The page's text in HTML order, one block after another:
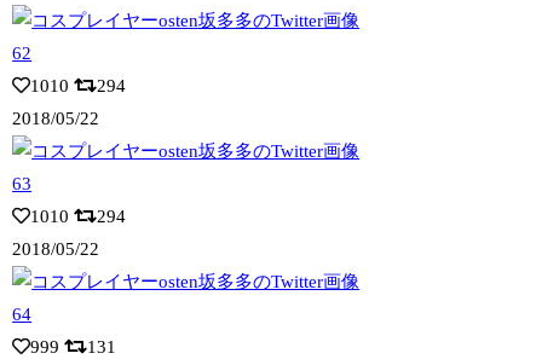
1010
294
2018/05/22
1010
294
2018/05/22
999
131